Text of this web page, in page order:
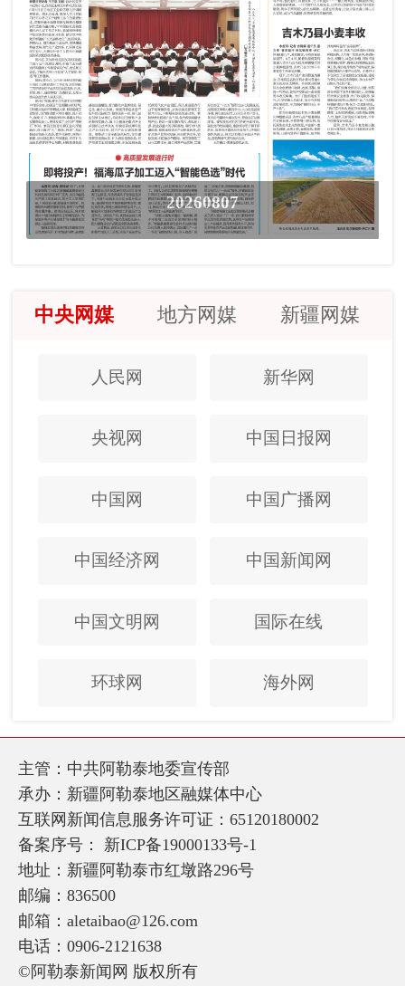
20260807
中央网媒 地方网媒 新疆网媒
人民网 新华网
央视网 中国日报网
中国网 中国广播网
中国经济网 中国新闻网
中国文明网 国际在线
环球网 海外网
主管：中共阿勒泰地委宣传部
承办：新疆阿勒泰地区融媒体中心
互联网新闻信息服务许可证：65120180002
备案序号： 新ICP备19000133号-1
地址：新疆阿勒泰市红墩路296号
邮编：836500
邮箱：aletaibao@126.com
电话：0906-2121638
©阿勒泰新闻网 版权所有